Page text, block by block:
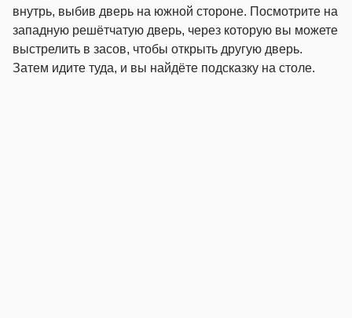
внутрь, выбив дверь на южной стороне. Посмотрите на
западную решётчатую дверь, через которую вы можете
выстрелить в засов, чтобы открыть другую дверь.
Затем идите туда, и вы найдёте подсказку на столе.